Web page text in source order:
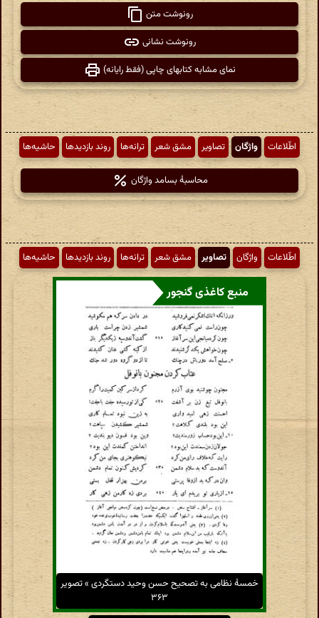
رونوشت متن
رونوشت نشانی
نمای مشابه کتابهای چاپی (فقط رایانه)
اطّلاعات واژگان تصاویر مشق شعر ترانه‌ها روند بازدیدها حاشیه‌ها
محاسبهٔ بسامد واژگان
اطّلاعات واژگان تصاویر مشق شعر ترانه‌ها روند بازدیدها حاشیه‌ها
منبع کاغذی گنجور
خمسهٔ نظامی به تصحیح حسن وحید دستگردی » تصویر
۳۶۳